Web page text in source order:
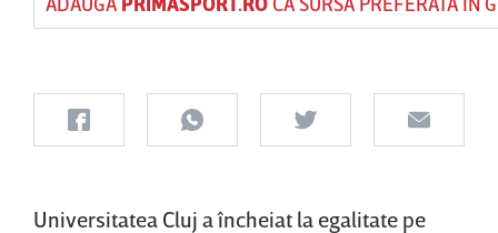
Universitatea Cluj a încheiat la egalitate pe